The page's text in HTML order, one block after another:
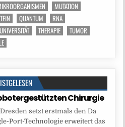
MUTATION
QUANTUM
RNA
THERAPIE
TUMOR
Chirurgie
setzt erstmals den Da
Port-Technologie erweitert das